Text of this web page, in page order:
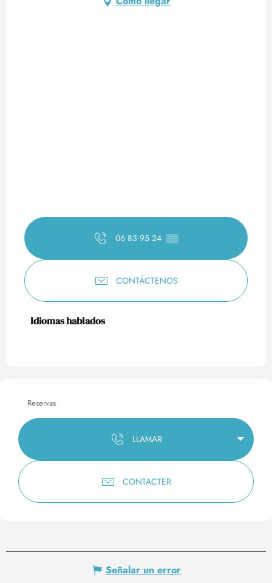
06 83 95 24 ▒▒
CONTÁCTENOS
Idiomas hablados
Idiomas hablados
Reservas
LLAMAR
CONTACTER
Señalar un error